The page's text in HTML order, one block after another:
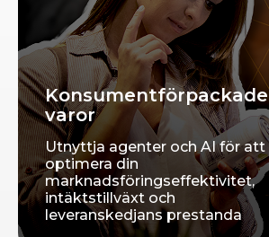
Konsumentförpackade
varor
Utnyttja agenter och AI för att
optimera din
marknadsföringseffektivitet,
intäktstillväxt och
leveranskedjans prestanda